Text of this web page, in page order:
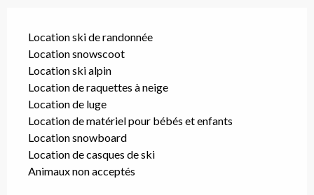
Location ski de randonnée
Location snowscoot
Location ski alpin
Location de raquettes à neige
Location de luge
Location de matériel pour bébés et enfants
Location snowboard
Location de casques de ski
Animaux non acceptés